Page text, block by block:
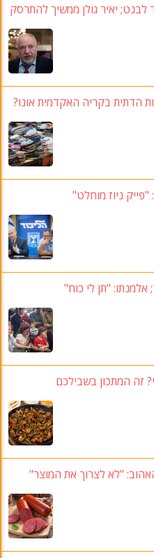
יאיר גולן ממשיך להתרסק
הדתית בקריה האקדמית אונו?
ניוז מוחלט"
אלמנתו: "תן לי כוח"
זה המתכון בשבילכם
"לא לצרוך את המוצר"